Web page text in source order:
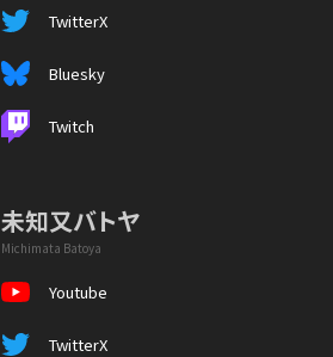
TwitterX
Bluesky
Twitch
未知又バトヤ
Michimata Batoya
Youtube
TwitterX